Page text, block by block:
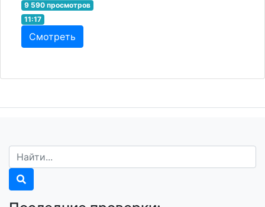
9 590 просмотров
11:17
Смотреть